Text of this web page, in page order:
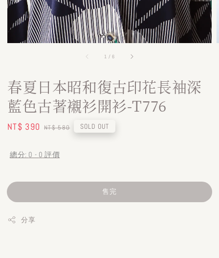
1 / 6
春夏日本昭和復古印花長袖深
藍色古著襯衫開衫-T776
Sale
NT$ 390 Regular
NT$ 580 SOLD OUT
總分: 0 - 0 評價
售完
分享